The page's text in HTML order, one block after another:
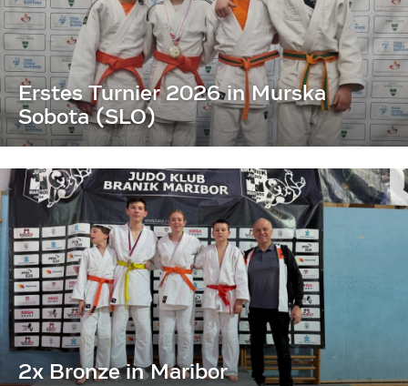
Erstes Turnier 2026 in Murska
Sobota (SLO)
2x Bronze in Maribor